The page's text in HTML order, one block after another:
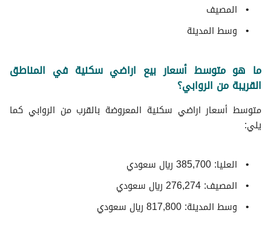
المصيف
وسط المدينة
ما هو متوسط أسعار بيع اراضي سكنية في المناطق
القريبة من الروابي؟
متوسط ​​أسعار اراضي سكنية المعروضة بالقرب من الروابي كما
يلي:
العليا: 385,700 ريال سعودي
المصيف: 276,274 ريال سعودي
وسط المدينة: 817,800 ريال سعودي